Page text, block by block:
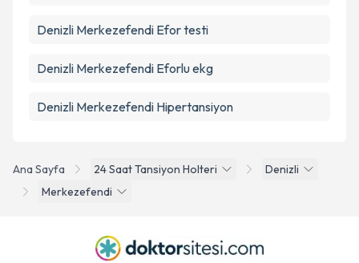
Ana Sayfa 24 Saat Tansiyon Holteri
Denizli
Merkezefendi
Denizli Merkezefendi Efor testi
Denizli Merkezefendi Eforlu ekg
Denizli Merkezefendi Hipertansiyon